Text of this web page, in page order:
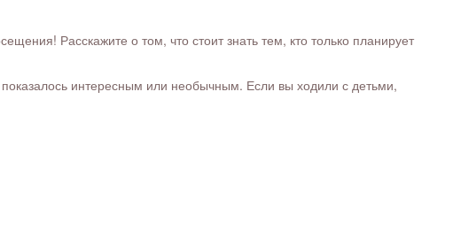
Расскажите о том, что стоит знать тем, кто только планирует
интересным или необычным. Если вы ходили с детьми,